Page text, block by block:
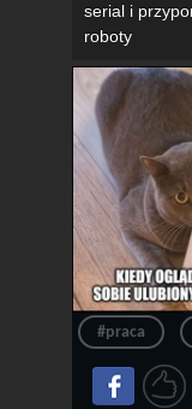
serial i
roboty
#praca